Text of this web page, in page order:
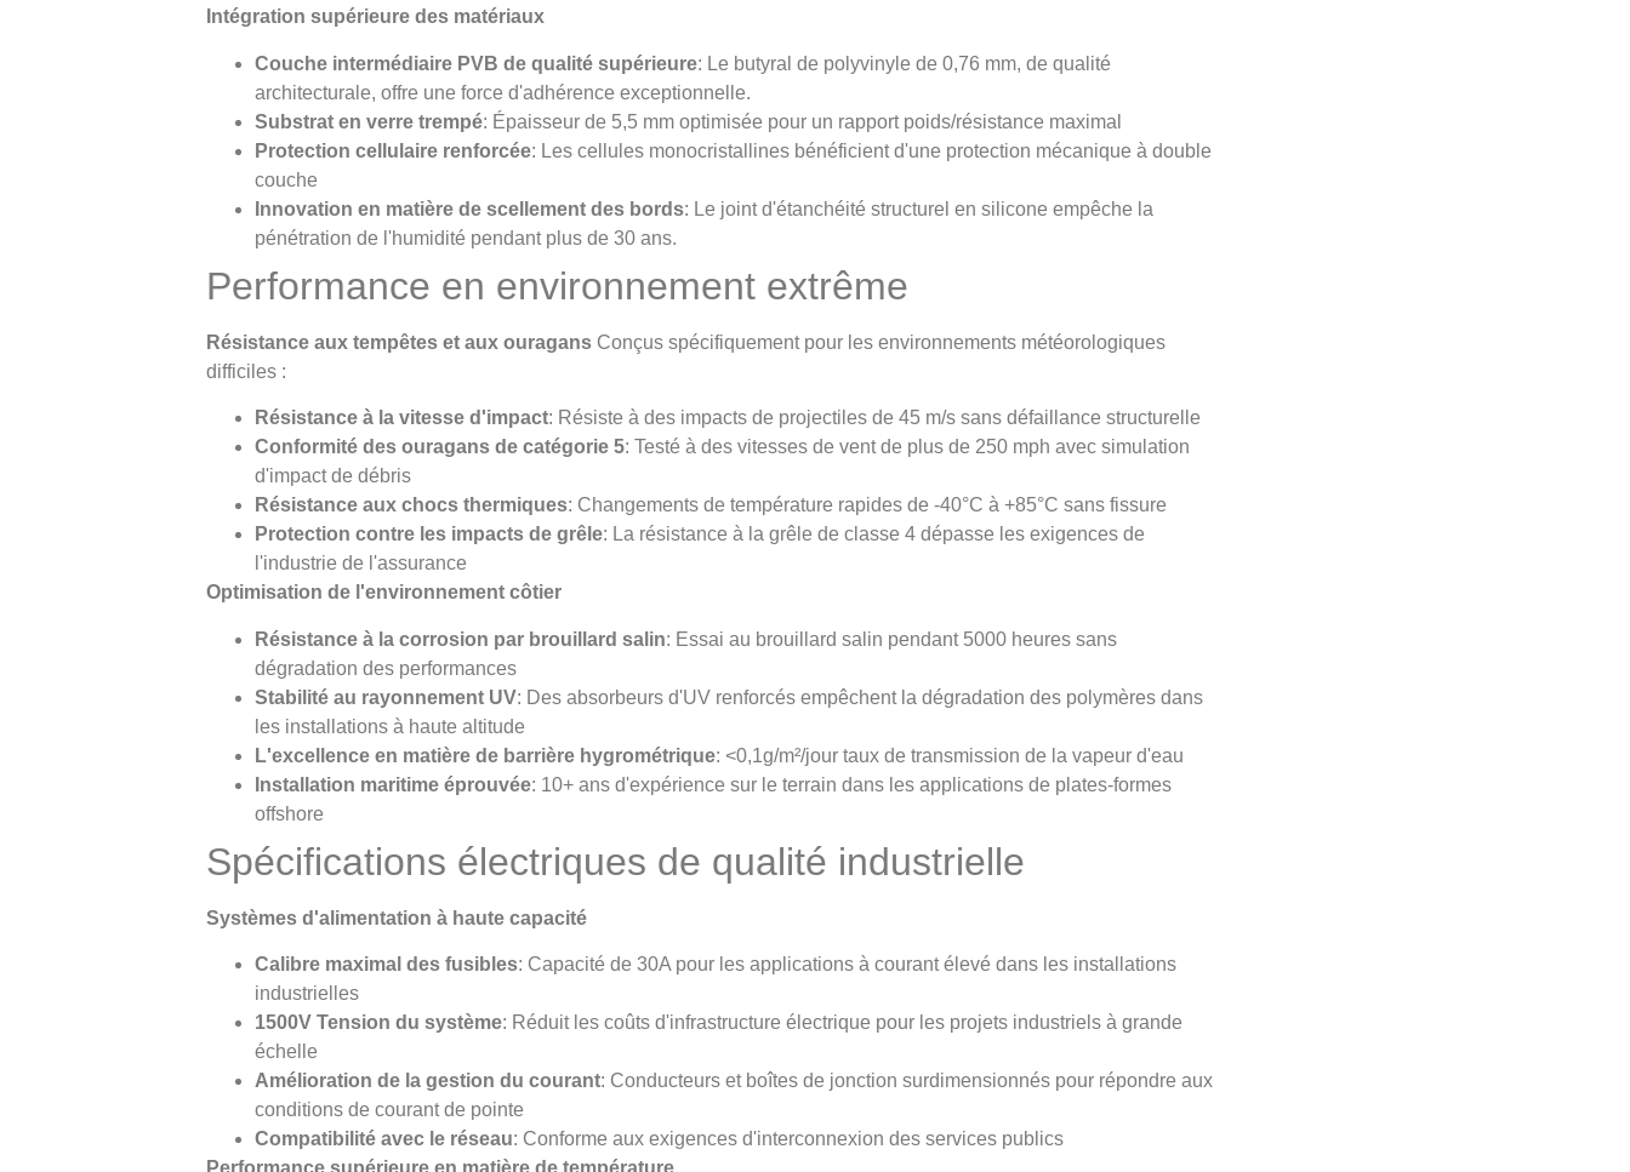
Intégration supérieure des matériaux
Couche intermédiaire PVB de qualité supérieure: Le butyral de polyvinyle de 0,76 mm, de qualité
architecturale, offre une force d'adhérence exceptionnelle.
Substrat en verre trempé: Épaisseur de 5,5 mm optimisée pour un rapport poids/résistance maximal
Protection cellulaire renforcée: Les cellules monocristallines bénéficient d'une protection mécanique à double
couche
Innovation en matière de scellement des bords: Le joint d'étanchéité structurel en silicone empêche la
pénétration de l'humidité pendant plus de 30 ans.
Performance en environnement extrême
Résistance aux tempêtes et aux ouragans Conçus spécifiquement pour les environnements météorologiques
difficiles :
Résistance à la vitesse d'impact: Résiste à des impacts de projectiles de 45 m/s sans défaillance structurelle
Conformité des ouragans de catégorie 5: Testé à des vitesses de vent de plus de 250 mph avec simulation
d'impact de débris
Résistance aux chocs thermiques: Changements de température rapides de -40°C à +85°C sans fissure
Protection contre les impacts de grêle: La résistance à la grêle de classe 4 dépasse les exigences de
l'industrie de l'assurance
Optimisation de l'environnement côtier
Résistance à la corrosion par brouillard salin: Essai au brouillard salin pendant 5000 heures sans
dégradation des performances
Stabilité au rayonnement UV: Des absorbeurs d'UV renforcés empêchent la dégradation des polymères dans
les installations à haute altitude
L'excellence en matière de barrière hygrométrique: <0,1g/m²/jour taux de transmission de la vapeur d'eau
Installation maritime éprouvée: 10+ ans d'expérience sur le terrain dans les applications de plates-formes
offshore
Spécifications électriques de qualité industrielle
Systèmes d'alimentation à haute capacité
Calibre maximal des fusibles: Capacité de 30A pour les applications à courant élevé dans les installations
industrielles
1500V Tension du système: Réduit les coûts d'infrastructure électrique pour les projets industriels à grande
échelle
Amélioration de la gestion du courant: Conducteurs et boîtes de jonction surdimensionnés pour répondre aux
conditions de courant de pointe
Compatibilité avec le réseau: Conforme aux exigences d'interconnexion des services publics
Performance supérieure en matière de température